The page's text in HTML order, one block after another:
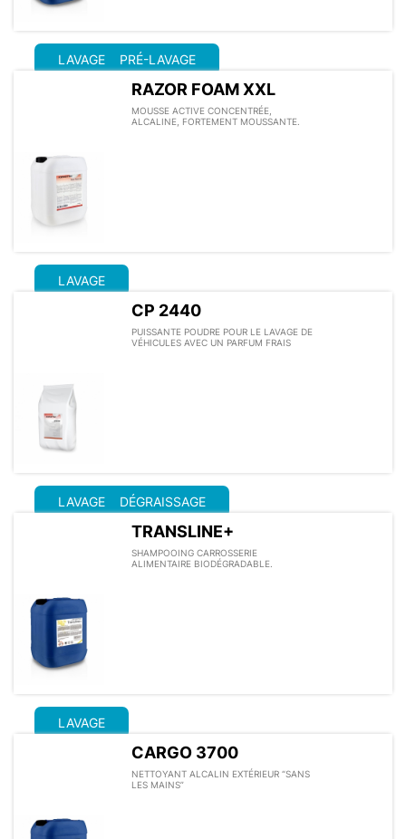
LAVAGE PRÉ-LAVAGE
RAZOR FOAM XXL
MOUSSE ACTIVE CONCENTRÉE,
ALCALINE, FORTEMENT MOUSSANTE.
LAVAGE
CP 2440
PUISSANTE POUDRE POUR LE LAVAGE DE
VÉHICULES AVEC UN PARFUM FRAIS
LAVAGE DÉGRAISSAGE
TRANSLINE+
SHAMPOOING CARROSSERIE
ALIMENTAIRE BIODÉGRADABLE.
LAVAGE
CARGO 3700
NETTOYANT ALCALIN EXTÉRIEUR “SANS
LES MAINS”